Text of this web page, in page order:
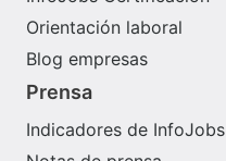
Orientación laboral
Blog empresas
Prensa
Indicadores de InfoJobs